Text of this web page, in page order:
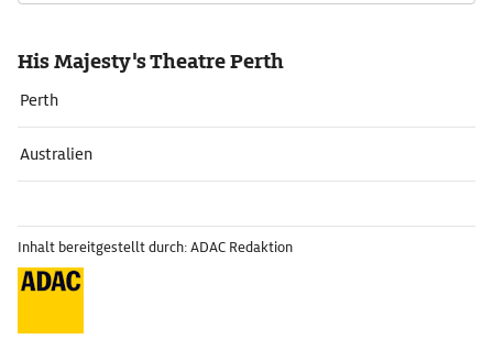
His Majesty's Theatre Perth
Perth
Australien
Inhalt bereitgestellt durch: ADAC Redaktion